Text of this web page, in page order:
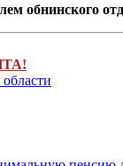
обнинского